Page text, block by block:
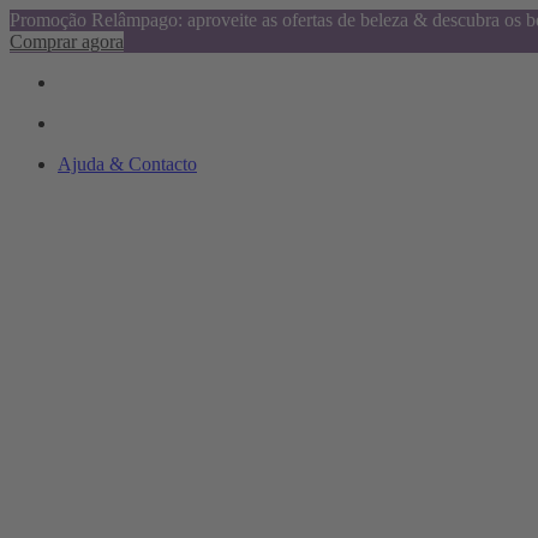
Promoção Relâmpago: aproveite as ofertas de beleza & descubra os
Comprar agora
Ajuda & Contacto